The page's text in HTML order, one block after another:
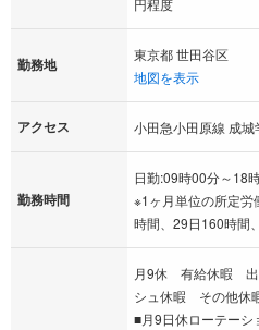
円程度
勤務地
東京都 世田谷区
地図を表示
アクセス 小田急小田原線 成
勤務時間
日勤:09時00分～18
※1ヶ月単位の所定
時間、29日160時間
月9休 有給休暇
シュ休暇 その他休
■月9日休ローテーシ